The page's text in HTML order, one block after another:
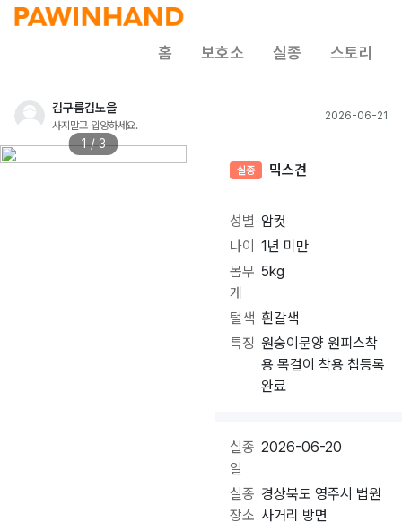
홈 보호소 실종 스토리
김구름김노을
사지말고 입양하세요.
2026-06-21
1 / 3
실종 믹스견
성별 암컷
나이
1년 미만
몸무
게
5kg
털색 흰갈색
특징 원숭이문양 원피스착
용 목걸이 착용 칩등록
완료
실종
일
2026-06-20
실종
장소
경상북도 영주시 법원
사거리 방면